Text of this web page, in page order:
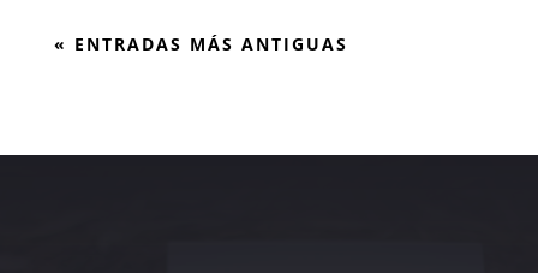
« ENTRADAS MÁS ANTIGUAS